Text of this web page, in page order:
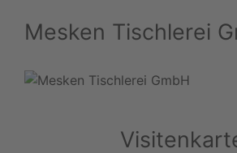
Mesken Tischlerei